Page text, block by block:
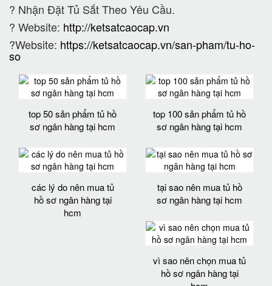
? Nhận Đặt Tủ Sắt Theo Yêu Cầu.
? Website: http://ketsatcaocap.vn
?Website: https://ketsatcaocap.vn/san-pham/tu-ho-
so
top 50 sản phẩm tủ hồ
sơ ngân hàng tại hcm
top 100 sản phẩm tủ hồ
sơ ngân hàng tại hcm
các lý do nên mua tủ
hồ sơ ngân hàng tại
hcm
tại sao nên mua tủ hồ
sơ ngân hàng tại hcm
vì sao nên chọn mua tủ
hồ sơ ngân hàng tại